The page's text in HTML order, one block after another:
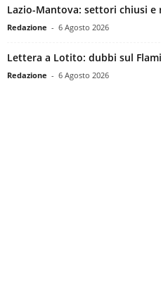
Lazio-Mantova: settori chiusi e
Redazione - 6 Agosto 2026
Lettera a Lotito: dubbi sul
Redazione - 6 Agosto 2026